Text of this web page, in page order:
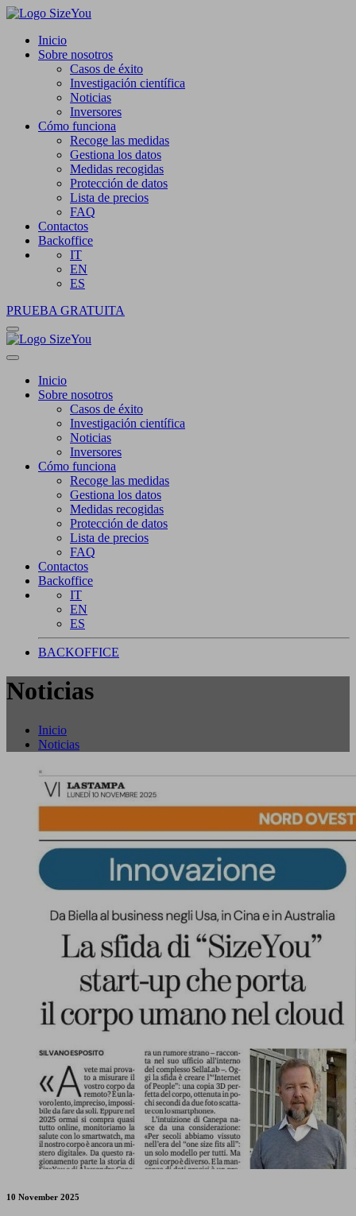
Inicio
Sobre nosotros
Casos de éxito
Investigación científica
Noticias
Inversores
Cómo funciona
Recoge las medidas
Gestiona los datos
Medidas recogidas
Protección de datos
Lista de precios
FAQ
Contactos
Backoffice
IT
EN
ES
PRUEBA GRATUITA
Inicio
Sobre nosotros
Casos de éxito
Investigación científica
Noticias
Inversores
Cómo funciona
Recoge las medidas
Gestiona los datos
Medidas recogidas
Protección de datos
Lista de precios
FAQ
Contactos
Backoffice
IT
EN
ES
BACKOFFICE
Noticias
Inicio
Noticias
10 November 2025